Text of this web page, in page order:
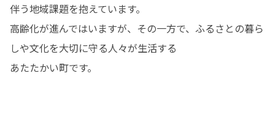
伴う地域課題を抱えています。
高齢化が進んではいますが、その一方で、ふるさとの暮ら
しや文化を大切に守る人々が生活する
あたたかい町です。